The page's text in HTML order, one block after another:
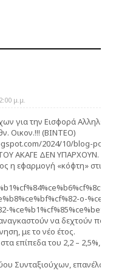
μ.μ.
για την Εισφορά
Οικον.!!! (ΒΙΝΤΕΟ)
2024/10/blog-
ΑΚΑΓΕ ΔΕΝ ΥΠΑΡΧΟΥΝ.
η εφαρμογή «κόφτη» στις
o-
να δεχτούν
με το νέο έτος.
στα επίπεδα του 2,2 –
Συνταξιούχων,